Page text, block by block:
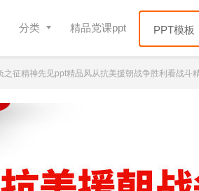
分类 精品党课ppt PPT模板
之征精神先见ppt精品风从抗美援朝战争胜利看战斗